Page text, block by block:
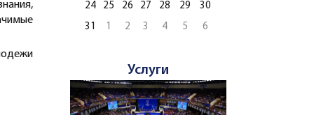
24
25 26 27 28 29
30
31
1 2 3 4 5 6
Услуги